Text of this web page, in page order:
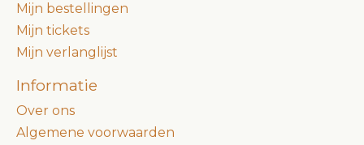
Mijn bestellingen
Mijn tickets
Mijn verlanglijst
Informatie
Over ons
Algemene voorwaarden